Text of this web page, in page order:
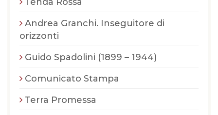
Andrea Granchi. Inseguitore di
orizzonti
Guido Spadolini (1899 – 1944)
Comunicato Stampa
Terra Promessa